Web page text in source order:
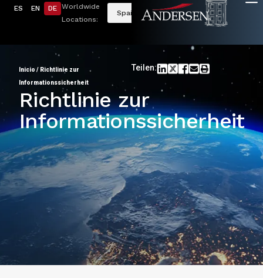
ES EN DE Worldwide
Locations:
Spain
Inicio/ Richtlinie zur
Informationssicherheit
Teilen:
Richtlinie zur
Informationssicherheit